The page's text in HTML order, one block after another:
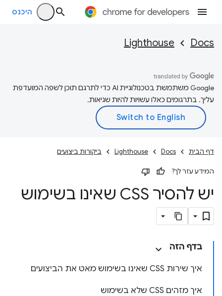
היכנס
Docs
Lighthouse
‫Google משתמשת בטכנולוגיית AI כדי לתרגם תוכן לשפה המועדפת
עליך. בתרגומים כאלו עשויות להיות שגיאות.
דף הבית Docs
Lighthouse ביקורות ביצועים
המידע עזר לך?
יש להסיר CSS שאינו בשימוש
בדף הזה
איך שירות CSS שאינו בשימוש מאט את הביצועים
איך מזהים CSS שלא בשימוש